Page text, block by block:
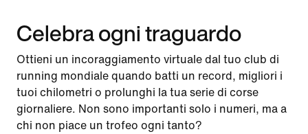
Celebra ogni traguardo
Ottieni un incoraggiamento virtuale dal tuo club di
running mondiale quando batti un record, migliori i
tuoi chilometri o prolunghi la tua serie di corse
giornaliere. Non sono importanti solo i numeri, ma a
chi non piace un trofeo ogni tanto?